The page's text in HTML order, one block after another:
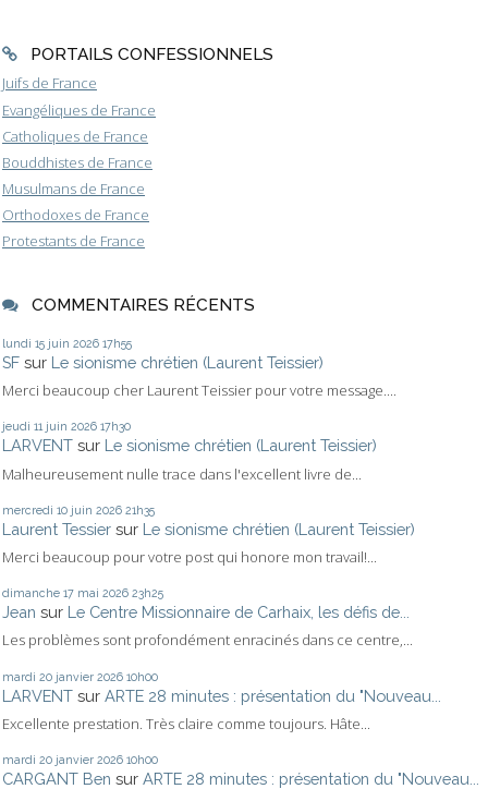
PORTAILS CONFESSIONNELS
Juifs de France
Evangéliques de France
Catholiques de France
Bouddhistes de France
Musulmans de France
Orthodoxes de France
Protestants de France
COMMENTAIRES RÉCENTS
lundi 15 juin 2026 17h55
SF sur Le sionisme chrétien (Laurent Teissier)
Merci beaucoup cher Laurent Teissier pour votre message....
jeudi 11 juin 2026 17h30
LARVENT sur Le sionisme chrétien (Laurent Teissier)
Malheureusement nulle trace dans l'excellent livre de...
mercredi 10 juin 2026 21h35
Laurent Tessier sur Le sionisme chrétien (Laurent Teissier)
Merci beaucoup pour votre post qui honore mon travail!...
dimanche 17 mai 2026 23h25
Jean sur Le Centre Missionnaire de Carhaix, les défis de...
Les problèmes sont profondément enracinés dans ce centre,...
mardi 20 janvier 2026 10h00
LARVENT sur ARTE 28 minutes : présentation du "Nouveau...
Excellente prestation. Très claire comme toujours. Hâte...
mardi 20 janvier 2026 10h00
CARGANT Ben sur ARTE 28 minutes : présentation du "Nouveau...